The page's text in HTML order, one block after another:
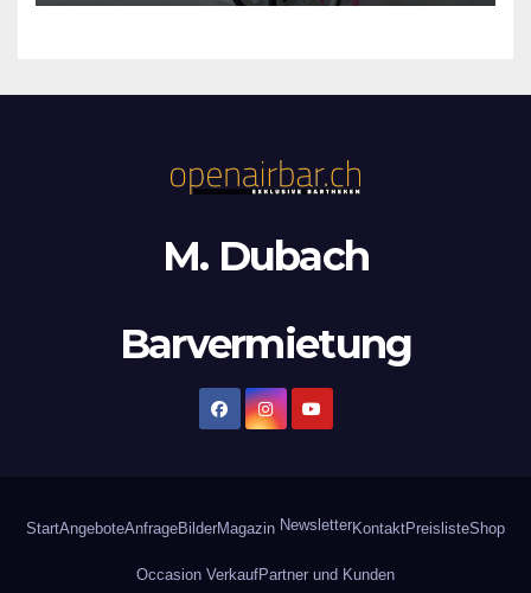
M. Dubach
Barvermietung
StartAngeboteAnfrageBilderMagazin NewsletterKontaktPreislisteShop
Occasion VerkaufPartner und Kunden